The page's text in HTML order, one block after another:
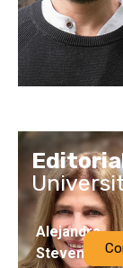
Alejandra
Stevenson